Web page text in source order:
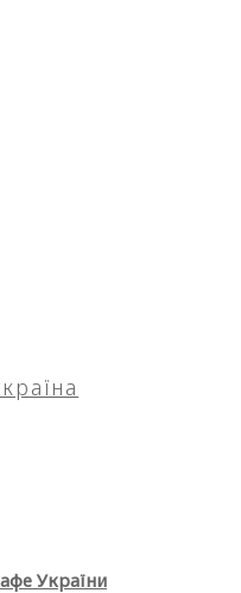
України